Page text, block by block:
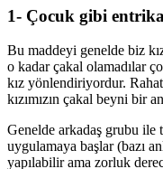
1- Çocuk gibi
Bu maddeyi genelde biz
o kadar çakal olamadılar
kız yönlendiriyordur.
kızımızın çakal beyni bir
Genelde arkadaş grubu ile
uygulamaya başlar (bazı
yapılabilir ama zorluk